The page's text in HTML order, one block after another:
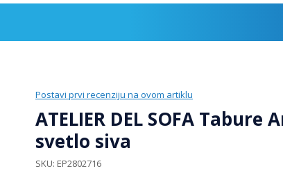
Postavi prvi recenziju na ovom artiklu
ATELIER DEL SOFA Tabure
svetlo siva
SKU EP2802716